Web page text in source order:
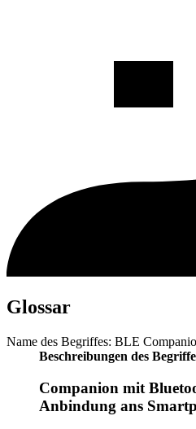
Glossar
Name des Begriffes: BLE
Beschreibungen des
Companion mit
Anbindung ans